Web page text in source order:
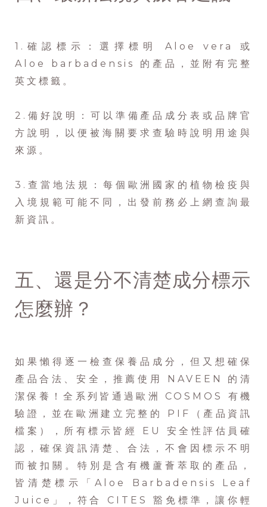
1.確認標示：選擇標明 Aloe vera 或
Aloe barbadensis 的產品，並附有完整
英文標籤。
2.備好說明：可以準備產品成分表或品牌官
方說明，以便被海關要求查驗時說明用途與
來源。
3.查當地法規：每個歐洲國家的植物檢疫與
入境規範可能不同，出發前務必上網查詢最
新資訊。
五、還是分不清楚成分標示
怎麼辦？
如果懶得逐一檢查保養品成分，但又想確保
產品合法、安全，推薦使用 NAVEEN 的清
潔保養！全系列皆通過歐洲 COSMOS 有機
驗證，並在歐洲建立完整的 PIF（產品資訊
檔案），所有標示皆經 EU 安全性評估員確
認，確保資訊清楚、合法，不會因標示不明
而被扣關。特別是含有機蘆薈萃取的產品，
皆清楚標示「Aloe Barbadensis Leaf
Juice」，符合 CITES 豁免標準，讓你輕